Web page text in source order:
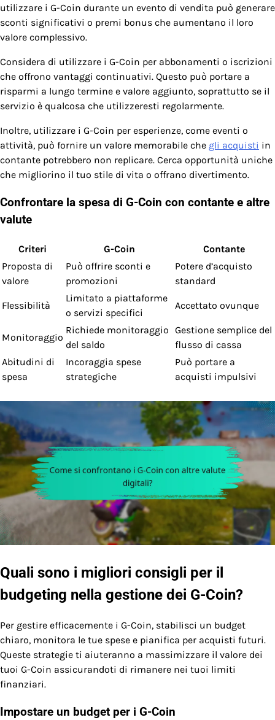
utilizzare i G-Coin durante un evento di vendita può generare
sconti significativi o premi bonus che aumentano il loro
valore complessivo.
Considera di utilizzare i G-Coin per abbonamenti o iscrizioni
che offrono vantaggi continuativi. Questo può portare a
risparmi a lungo termine e valore aggiunto, soprattutto se il
servizio è qualcosa che utilizzeresti regolarmente.
Inoltre, utilizzare i G-Coin per esperienze, come eventi o
attività, può fornire un valore memorabile che gli acquisti in
contante potrebbero non replicare. Cerca opportunità uniche
che migliorino il tuo stile di vita o offrano divertimento.
Confrontare la spesa di G-Coin con contante e altre
valute
Criteri G-Coin
Contante
Proposta di
valore
Può offrire sconti e
promozioni
Potere d’acquisto
standard
Flessibilità
Limitato a piattaforme
o servizi specifici
Accettato ovunque
Monitoraggio
Richiede monitoraggio
del saldo
Gestione semplice del
flusso di cassa
Abitudini di
spesa
Incoraggia spese
strategiche
Può portare a
acquisti impulsivi
Quali sono i migliori consigli per il
budgeting nella gestione dei G-Coin?
Per gestire efficacemente i G-Coin, stabilisci un budget
chiaro, monitora le tue spese e pianifica per acquisti futuri.
Queste strategie ti aiuteranno a massimizzare il valore dei
tuoi G-Coin assicurandoti di rimanere nei tuoi limiti
finanziari.
Impostare un budget per i G-Coin